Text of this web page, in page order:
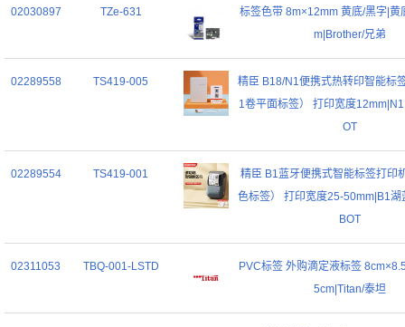
02030897 TZe-631
标签色带 8m×12mm 黄底/黑字|黄
m|Brother/兄弟
02289558 TS419-005
精臣 B18/N1便携式热转印智能标
1卷平面标签） 打印宽度
OT
02289554 TS419-001
精臣 B1蓝牙便携式智能标签打印
色标签） 打印宽度25-50mm|B1湖
BOT
02311053 TBQ-001-LSTD
PVC标签 外购滴定液标签
5cm|Titan/泰坦